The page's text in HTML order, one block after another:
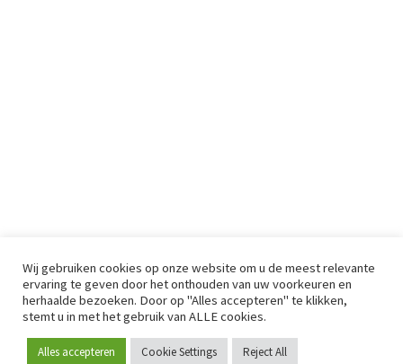
Word lid
Wij gebruiken cookies op onze website om u de meest relevante
ervaring te geven door het onthouden van uw voorkeuren en
herhaalde bezoeken. Door op "Alles accepteren" te klikken,
stemt u in met het gebruik van ALLE cookies.
Alles accepteren Cookie Settings Reject All